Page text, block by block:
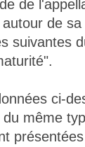
de
de
suivantes
ci-
même